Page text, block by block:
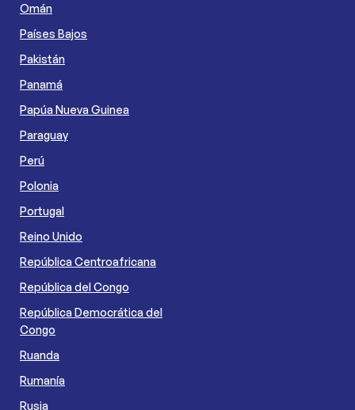
Omán
Países Bajos
Pakistán
Panamá
Papúa Nueva Guinea
Paraguay
Perú
Polonia
Portugal
Reino Unido
República Centroafricana
República del Congo
República Democrática del
Congo
Ruanda
Rumanía
Rusia